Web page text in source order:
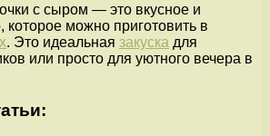
с сыром — это вкусное и
которое можно приготовить в
. Это идеальная закуска для
или просто для уютного вечера в